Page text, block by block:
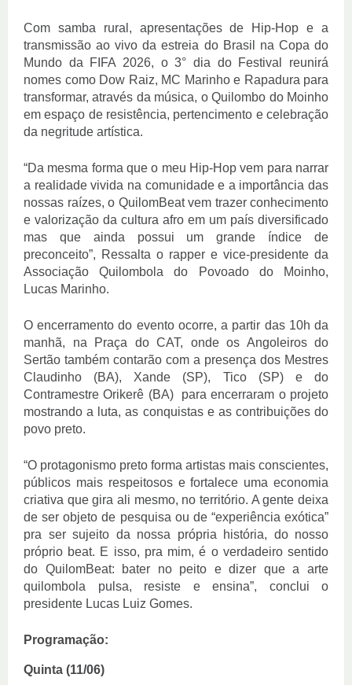
Com samba rural, apresentações de Hip-Hop e a
transmissão ao vivo da estreia do Brasil na Copa do
Mundo da FIFA 2026, o 3° dia do Festival reunirá
nomes como Dow Raiz, MC Marinho e Rapadura para
transformar, através da música, o Quilombo do Moinho
em espaço de resistência, pertencimento e celebração
da negritude artística.
“Da mesma forma que o meu Hip-Hop vem para narrar
a realidade vivida na comunidade e a importância das
nossas raízes, o QuilomBeat vem trazer conhecimento
e valorização da cultura afro em um país diversificado
mas que ainda possui um grande índice de
preconceito”, Ressalta o rapper e vice-presidente da
Associação Quilombola do Povoado do Moinho,
Lucas Marinho.
O encerramento do evento ocorre, a partir das 10h da
manhã, na Praça do CAT, onde os Angoleiros do
Sertão também contarão com a presença dos Mestres
Claudinho (BA), Xande (SP), Tico (SP) e do
Contramestre Orikerê (BA)  para encerraram o projeto
mostrando a luta, as conquistas e as contribuições do
povo preto.
“O protagonismo preto forma artistas mais conscientes,
públicos mais respeitosos e fortalece uma economia
criativa que gira ali mesmo, no território. A gente deixa
de ser objeto de pesquisa ou de “experiência exótica”
pra ser sujeito da nossa própria história, do nosso
próprio beat. E isso, pra mim, é o verdadeiro sentido
do QuilomBeat: bater no peito e dizer que a arte
quilombola pulsa, resiste e ensina”, conclui o
presidente Lucas Luiz Gomes.
Programação:
Quinta (11/06)